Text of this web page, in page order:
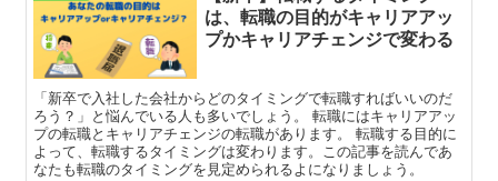
は、転職の目的がキャリアアッ
プかキャリアチェンジで変わる
「新卒で入社した会社からどのタイミングで転職すればいいのだ
ろう？」と悩んでいる人も多いでしょう。 転職にはキャリアアッ
プの転職とキャリアチェンジの転職があります。 転職する目的に
よって、転職するタイミングは変わります。この記事を読んであ
なたも転職のタイミングを見定められるよになりましょう。